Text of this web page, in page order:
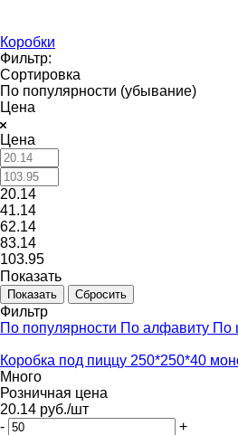
Коробки
Фильтр:
Сортировка
По популярности (убывание)
Цена
Цена
20.14
41.14
62.14
83.14
103.95
Показать
Сбросить
Фильтр
По популярности По алфавиту По
Коробка под пиццу 250*250*40
Много
Розничная цена
20.14 руб./шт
-
+